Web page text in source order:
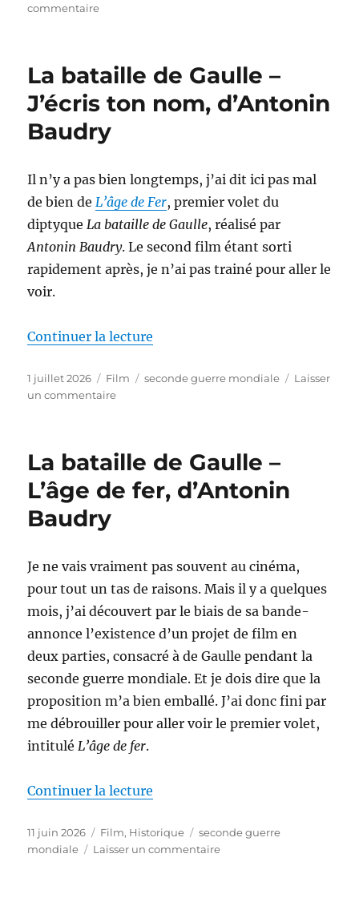
commentairesur
dernière
allemande,
d’Antony
Beevor
La bataille de Gaulle –
J’écris ton nom, d’Antonin
Baudry
Il n’y a pas bien longtemps, j’ai dit ici pas mal
de bien deL’âge de Fer, premier volet du
diptyqueLa bataille de Gaulle, réalisé par
Antonin Baudry. Le second film étant sorti
rapidement après, je n’ai pas trainé pour aller le
voir.
Continuer la lecture
Publié
le
1 juillet 2026 Catégories
Film Étiquettes
seconde guerre mondiale
Laisser
un commentairesur
Gaulle
J’écris
Baudry
La bataille de Gaulle –
L’âge de fer, d’Antonin
Baudry
Je ne vais vraiment pas souvent au cinéma,
pour tout un tas de raisons. Mais il y a quelques
mois, j’ai découvert par le biais de sa bande-
annonce l’existence d’un projet de film en
deux parties, consacré à de Gaulle pendant la
seconde guerre mondiale. Et je dois dire que la
proposition m’a bien emballé. J’ai donc fini par
me débrouiller pour aller voir le premier volet,
intituléL’âge de fer.
Continuer la lecture
Publié
le
11 juin 2026 Catégories
Film, Historique Étiquettes
seconde guerre
mondiale
Laisser un commentairesur